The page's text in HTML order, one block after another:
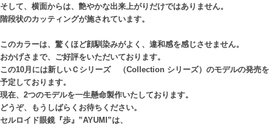
そして、横面からは、艶やかな出来上がりだけではありません。
階段状のカッティングが施されています。
このカラーは、驚くほど顔馴染みがよく、違和感を感じさせません。
おかげさまで、ご好評をいただいております。
この10月には新しいＣシリーズ （Collection シリーズ）のモデルの発売を
予定しております。
現在、2つのモデルを一生懸命製作いたしております。
どうぞ、もうしばらくお待ちください。
セルロイド眼鏡『歩』”AYUMI”は、